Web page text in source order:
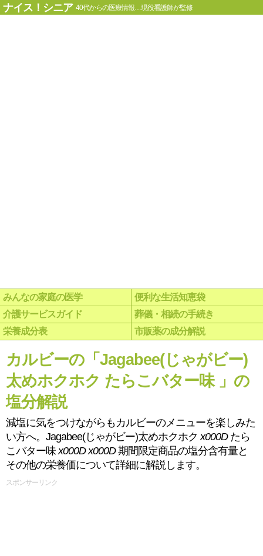
ナイス！シニア 40代からの医療情報…現役看護師が監修
みんなの家庭の医学
便利な生活知恵袋
介護サービスガイド
葬儀・相続の手続き
栄養成分表
市販薬の成分解説
カルビーの「Jagabee(じゃがビー)
太めホクホク たらこバター味 」の
塩分解説
減塩に気をつけながらもカルビーのメニューを楽しみた
い方へ。Jagabee(じゃがビー)太めホクホクx000Dたら
こバター味x000D x000D期間限定商品の塩分含有量と
その他の栄養価について詳細に解説します。
スポンサーリンク